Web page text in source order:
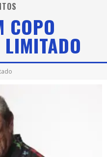
As Hilárias: Suzy Brasil, Kayete e Karoline Absinto retornam a Belo Horizonte para apresentação única no Teatro Sesiminas
COPO
LIMITADO